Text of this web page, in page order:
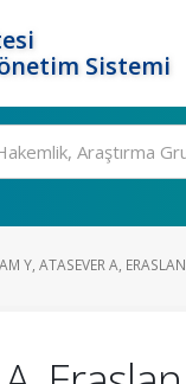
Sistemi
Y, ATASEVER A,